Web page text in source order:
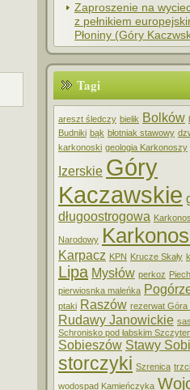
Zaproszenie na
z pełnikiem
Płoniny (Góry
Tagi
areszt śledczy bielik Bolków
Budniki bąk błotniak stawowy
karkonoski geologia Karkonoszy
Izerskie Góry
Kaczawskie
długoostrogowa
Narodowy
Karpacz KPN Krucze Skały
Lipa Mysłów perkoz
pierwiosnka maleńka
ptaki Raszów rezerwat Góra
Rudawy Janowickie
Schronisko pod łabskim
Sobieszów Stawy
storczyki Szrenica
wodospad Kamieńczyka